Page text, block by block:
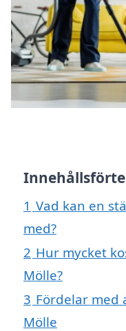
1 Vad kan en
med?
2 Hur mycket
Mölle?
3 Fördelar med
Mölle